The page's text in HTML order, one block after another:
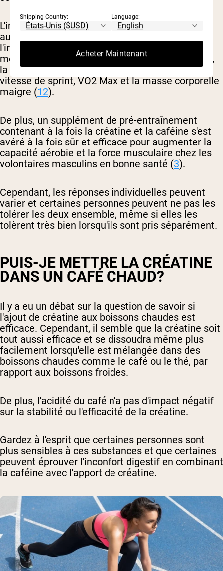
L'ingestion de caféine et de créatine peut
augmenter la puissance de l'entraînement à
l'intervalle à haute intensité (HIIT). Des études
montrent que lorsqu'ils sont combinés avec HIIT,
la créatine et la caféine peuvent augmenter la
vitesse de sprint, VO2 Max et la masse corporelle
maigre (12).
De plus, un supplément de pré-entraînement
contenant à la fois la créatine et la caféine s'est
avéré à la fois sûr et efficace pour augmenter la
capacité aérobie et la force musculaire chez les
volontaires masculins en bonne santé (3).
Cependant, les réponses individuelles peuvent
varier et certaines personnes peuvent ne pas les
tolérer les deux ensemble, même si elles les
tolèrent très bien lorsqu'ils sont pris séparément.
PUIS-JE METTRE LA CRÉATINE
DANS UN CAFÉ CHAUD?
Il y a eu un débat sur la question de savoir si
l'ajout de créatine aux boissons chaudes est
efficace. Cependant, il semble que la créatine soit
tout aussi efficace et se dissoudra même plus
facilement lorsqu'elle est mélangée dans des
boissons chaudes comme le café ou le thé, par
rapport aux boissons froides.
De plus, l'acidité du café n'a pas d'impact négatif
sur la stabilité ou l'efficacité de la créatine.
Gardez à l'esprit que certaines personnes sont
plus sensibles à ces substances et que certaines
peuvent éprouver l'inconfort digestif en combinant
la caféine avec l'apport de créatine.
Shipping Country: Language:
Acheter Maintenant